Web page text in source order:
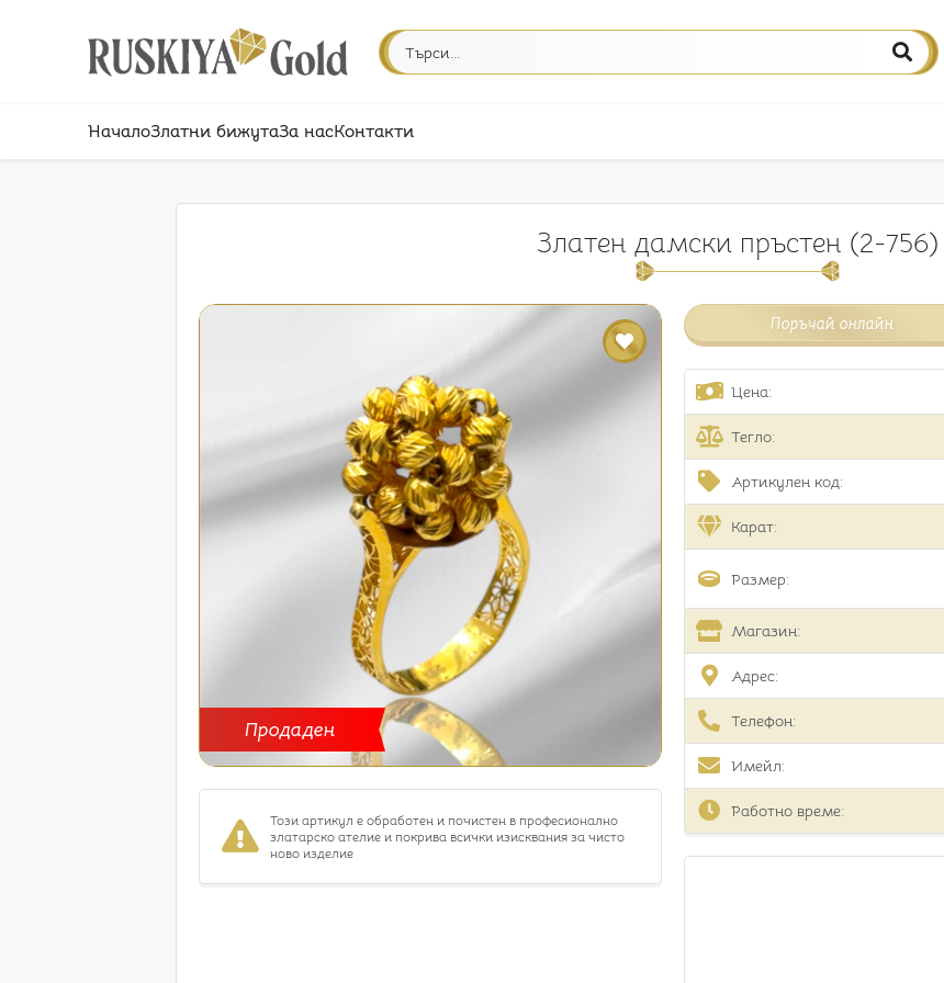
НачалоЗлатни бижутаЗа насКонтакти
Златен дамски пръстен (2-756)
Продаден
Този артикул е обработен и почистен в професионално
златарско ателие и покрива всички изисквания за чисто
ново изделие
Поръчай онлайн
Цена:
Тегло:
Артикулен код:
Карат:
Размер:
Магазин:
Адрес:
Телефон:
Имейл:
Работно време: